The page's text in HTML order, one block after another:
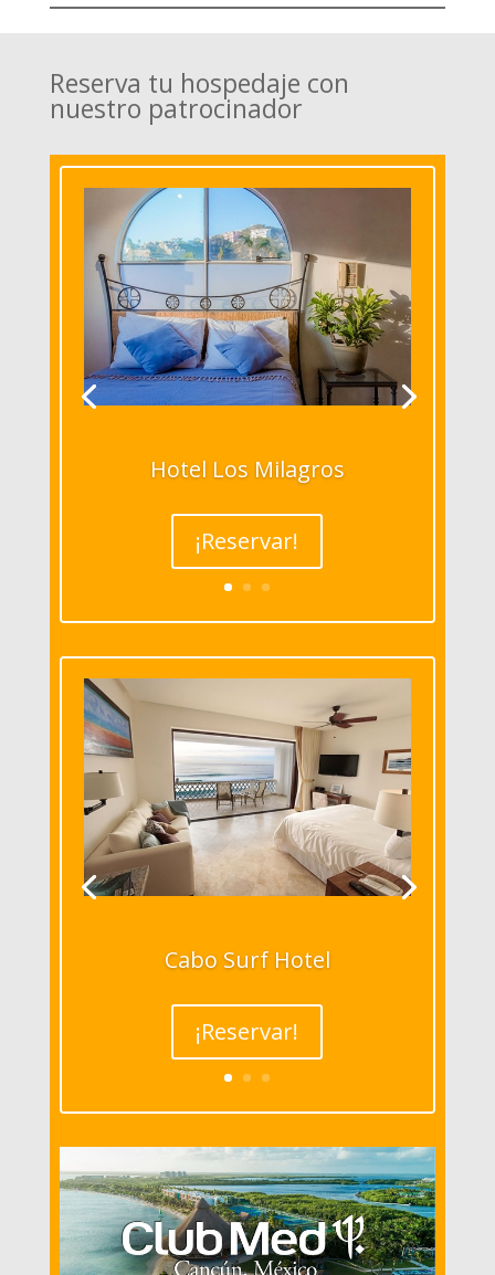
Reserva tu hospedaje con
nuestro patrocinador
Hotel Los Milagros
¡Reservar!
Cabo Surf Hotel
¡Reservar!